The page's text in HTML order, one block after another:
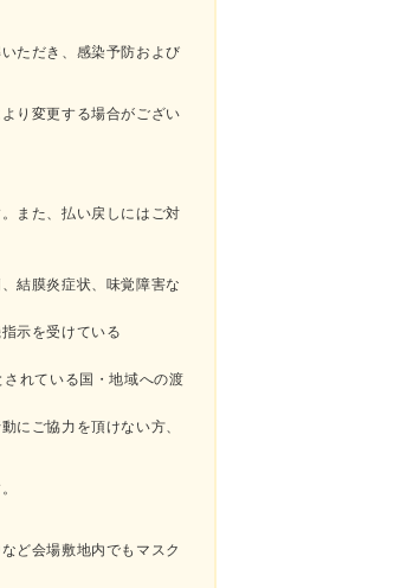
ただき、感染予防および
り変更する場合がござい
また、払い戻しにはご対
結膜炎症状、味覚障害な
示を受けている
れている国・地域への渡
にご協力を頂けない方、
ど会場敷地内でもマスク